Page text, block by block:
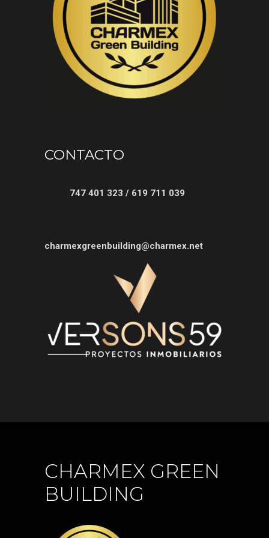
CONTACTO
747 401 323 / 619 711 039
charmexgreenbuilding@charmex.net
CHARMEX GREEN
BUILDING